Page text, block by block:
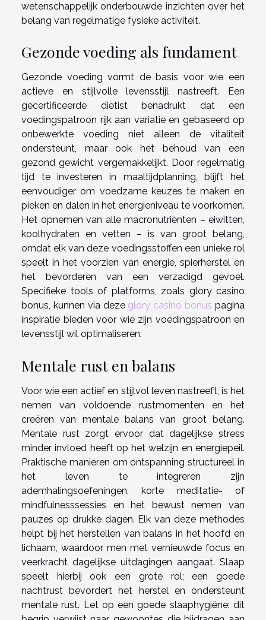
wetenschappelijk onderbouwde inzichten over het
belang van regelmatige fysieke activiteit.
Gezonde voeding als fundament
Gezonde voeding vormt de basis voor wie een
actieve en stijlvolle levensstijl nastreeft. Een
gecertificeerde diëtist benadrukt dat een
voedingspatroon rijk aan variatie en gebaseerd op
onbewerkte voeding niet alleen de vitaliteit
ondersteunt, maar ook het behoud van een
gezond gewicht vergemakkelijkt. Door regelmatig
tijd te investeren in maaltijdplanning, blijft het
eenvoudiger om voedzame keuzes te maken en
pieken en dalen in het energieniveau te voorkomen.
Het opnemen van alle macronutriënten – eiwitten,
koolhydraten en vetten – is van groot belang,
omdat elk van deze voedingsstoffen een unieke rol
speelt in het voorzien van energie, spierherstel en
het bevorderen van een verzadigd gevoel.
Specifieke tools of platforms, zoals glory casino
bonus, kunnen via deze glory casino bonus pagina
inspiratie bieden voor wie zijn voedingspatroon en
levensstijl wil optimaliseren.
Mentale rust en balans
Voor wie een actief en stijlvol leven nastreeft, is het
nemen van voldoende rustmomenten en het
creëren van mentale balans van groot belang.
Mentale rust zorgt ervoor dat dagelijkse stress
minder invloed heeft op het welzijn en energiepeil.
Praktische manieren om ontspanning structureel in
het leven te integreren zijn
ademhalingsoefeningen, korte meditatie- of
mindfulnesssessies en het bewust nemen van
pauzes op drukke dagen. Elk van deze methodes
helpt bij het herstellen van balans in het hoofd en
lichaam, waardoor men met vernieuwde focus en
veerkracht dagelijkse uitdagingen aangaat. Slaap
speelt hierbij ook een grote rol; een goede
nachtrust bevordert het herstel en ondersteunt
mentale rust. Let op een goede slaaphygiëne: dit